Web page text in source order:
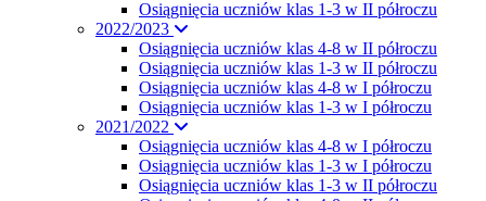
Osiągnięcia uczniów klas 1-3 w II półroczu
2022/2023
Osiągnięcia uczniów klas 4-8 w II półroczu
Osiągnięcia uczniów klas 1-3 w II półroczu
Osiągnięcia uczniów klas 4-8 w I półroczu
Osiągnięcia uczniów klas 1-3 w I półroczu
2021/2022
Osiągnięcia uczniów klas 4-8 w I półroczu
Osiągnięcia uczniów klas 1-3 w I półroczu
Osiągnięcia uczniów klas 1-3 w II półroczu